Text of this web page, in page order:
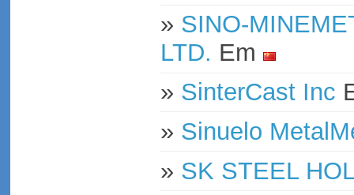
» SINO-
LTD. Em
» SinterCast Inc
» Sinuelo
» SK STEEL